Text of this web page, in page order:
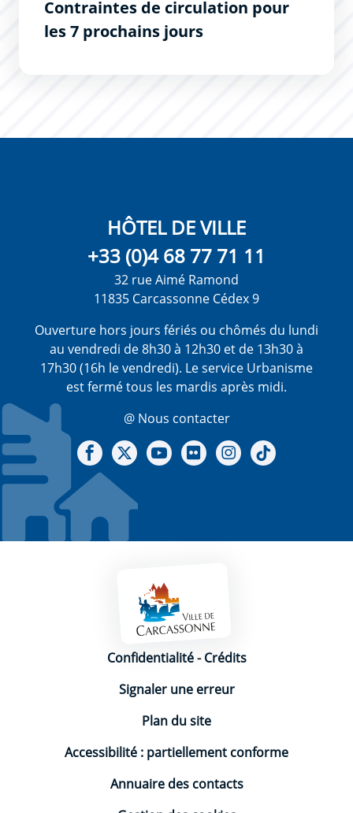
Contraintes de circulation pour
les 7 prochains jours
HÔTEL DE VILLE
+33 (0)4 68 77 71 11
32 rue Aimé Ramond
11835 Carcassonne Cédex 9
Ouverture hors jours fériés ou chômés du lundi
au vendredi de 8h30 à 12h30 et de 13h30 à
17h30 (16h le vendredi). Le service Urbanisme
est fermé tous les mardis après midi.
@ Nous contacter
Notre Facebook
Notre X - (twitter)
Notre chaine Youtube
Notre Gallerie sur Flickr
Notre Instagram
Mentions légales
Confidentialité-Crédits
Signaler une erreur
Plan du site
Accessibilité : partiellement conforme
Annuaire des contacts